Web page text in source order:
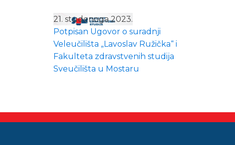
21. studenoga 2023.
Potpisan Ugovor o suradnji
Veleučilišta „Lavoslav Ružička“ i
Fakulteta zdravstvenih studija
Sveučilišta u Mostaru